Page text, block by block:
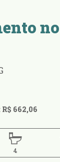
R$ 662,06
4